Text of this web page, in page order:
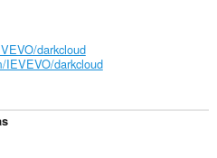
darkcloud
IEVEVO/darkcloud